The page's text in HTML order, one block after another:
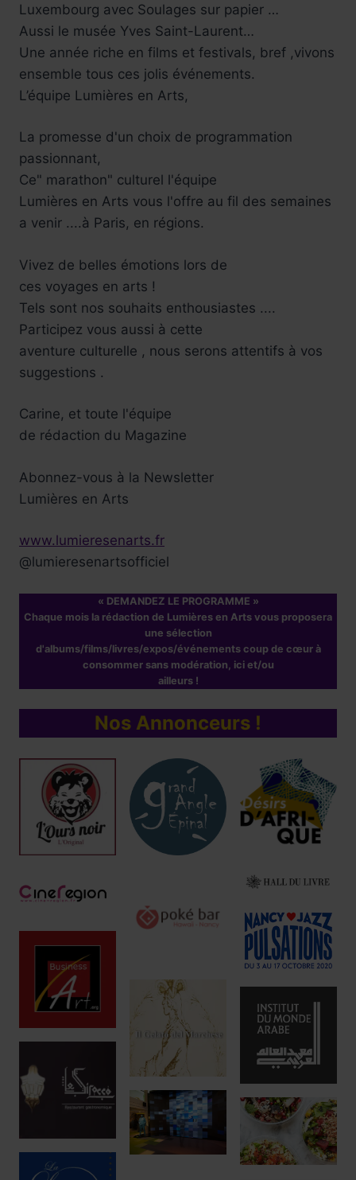
Luxembourg avec Soulages sur papier …
Aussi le musée Yves Saint-Laurent…
Une année riche en films et festivals, bref ,vivons
ensemble tous ces jolis événements.
L’équipe Lumières en Arts,
La promesse d'un choix de programmation
passionnant,
Ce" marathon" culturel l'équipe
Lumières en Arts vous l'offre au fil des semaines
a venir ....à Paris, en régions.
Vivez de belles émotions lors de
ces voyages en arts !
Tels sont nos souhaits enthousiastes ....
Participez vous aussi à cette
aventure culturelle , nous serons attentifs à vos
suggestions .
Carine, et toute l'équipe
de rédaction du Magazine
Abonnez-vous à la Newsletter
Lumières en Arts
www.lumieresenarts.fr
@lumieresenartsofficiel
« DEMANDEZ LE PROGRAMME »
Chaque mois la rédaction de Lumières en Arts vous proposera
une sélection
d'albums/films/livres/expos/événements coup de cœur à
consommer sans modération, ici et/ou
ailleurs !
Nos Annonceurs !